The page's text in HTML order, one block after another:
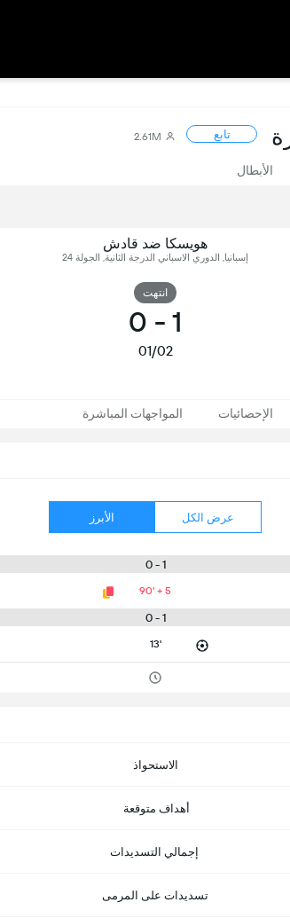
تابع 2.61M
الأبطال
هويسكا ضد قادش
إسبانيا, الدوري الاسباني الدرجة الثانية, الجولة 24
انتهت
1
-
0
01/02
الإحصائيات المواجهات المباشرة
عرض الكل الأبرز
1 - 0
90' + 5
1 - 0
13'
الاستحواذ
أهداف متوقعة
إجمالي التسديدات
تسديدات على المرمى